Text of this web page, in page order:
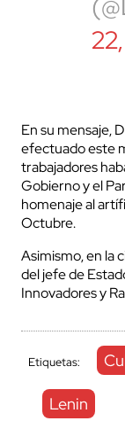
En su mensaje,
efectuado este
trabajadores
Gobierno y el
homenaje al
Octubre.
Asimismo, en la
del jefe de
Innovadores y
Etiquetas:
Lenin